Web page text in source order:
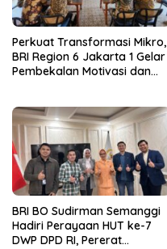
Perkuat Transformasi Mikro,
BRI Region 6 Jakarta 1 Gelar
Pembekalan Motivasi dan
BRI BO Sudirman Semanggi
Hadiri Perayaan HUT ke-7
DWP DPD RI, Pererat